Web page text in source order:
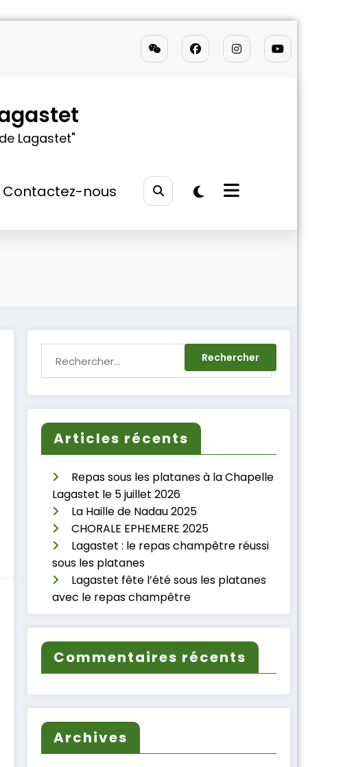
Lagastet"
Contactez-nous
Articles récents
Repas sous les platanes à la Chapelle
Lagastet le 5 juillet 2026
La Haille de Nadau 2025
CHORALE EPHEMERE 2025
Lagastet : le repas champêtre réussi
sous les platanes
Lagastet fête l’été sous les platanes
avec le repas champêtre
Commentaires récents
Archives